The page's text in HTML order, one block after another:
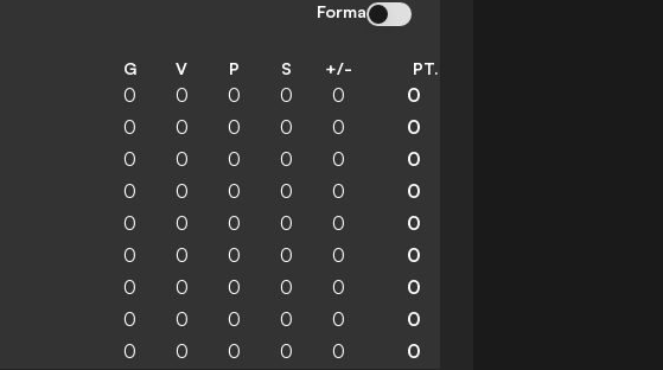
Forma
G V P S +/- PT.
0 0 0 0 0 0
0 0 0 0 0 0
0 0 0 0 0 0
0 0 0 0 0 0
0 0 0 0 0 0
0 0 0 0 0 0
0 0 0 0 0 0
0 0 0 0 0 0
0 0 0 0 0 0